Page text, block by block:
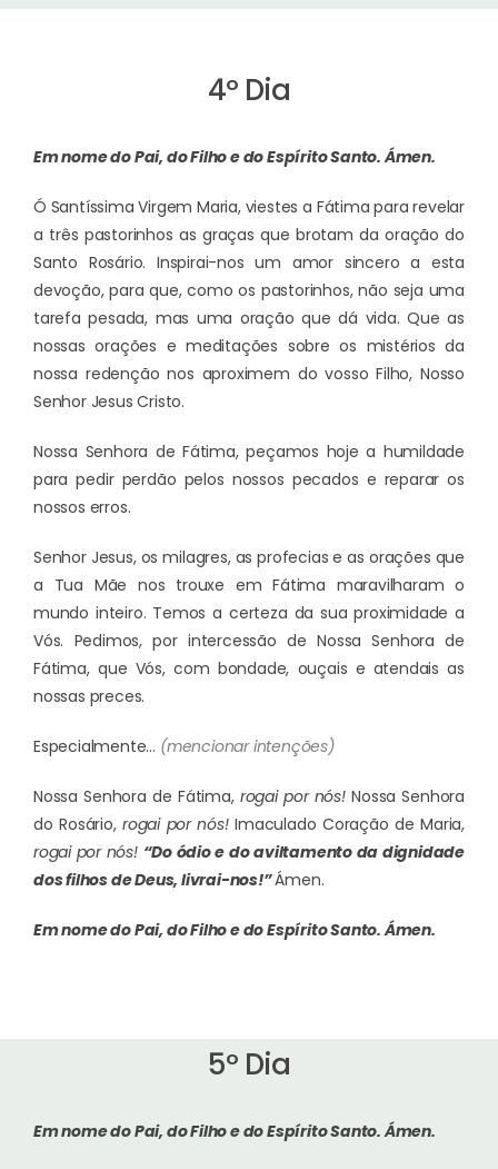
4º Dia
Em nome do Pai, do Filho e do Espírito Santo.Ámen.
Ó Santíssima Virgem Maria, viestes a Fátima para revelar
a três pastorinhos as graças que brotam da oração do
Santo Rosário. Inspirai-nos um amor sincero a esta
devoção, para que, como os pastorinhos, não seja uma
tarefa pesada, mas uma oração que dá vida. Que as
nossas orações e meditações sobre os mistérios da
nossa redenção nos aproximem do vosso Filho, Nosso
Senhor Jesus Cristo.
Nossa Senhora de Fátima, peçamos hoje a humildade
para pedir perdão pelos nossos pecados e reparar os
nossos erros.
Senhor Jesus, os milagres, as profecias e as orações que
a Tua Mãe nos trouxe em Fátima maravilharam o
mundo inteiro. Temos a certeza da sua proximidade a
Vós. Pedimos, por intercessão de Nossa Senhora de
Fátima, que Vós, com bondade, ouçais e atendais as
nossas preces.
Especialmente… (mencionar intenções)
Nossa Senhora de Fátima, rogai por nós!Nossa Senhora
do Rosário,rogai por nós!Imaculado Coração de Maria,
rogai por nós! “Do ódio e do aviltamento da dignidade
dos filhos de Deus, livrai-nos!”Ámen.
Em nome do Pai, do Filho e do Espírito Santo.Ámen.
5º Dia
Em nome do Pai, do Filho e do Espírito Santo.Ámen.